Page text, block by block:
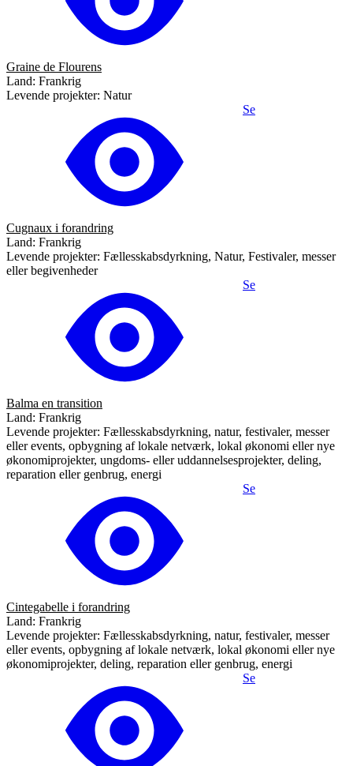
Graine de Flourens
Land: Frankrig
Levende projekter: Natur
Se
Cugnaux i forandring
Land: Frankrig
Levende projekter: Fællesskabsdyrkning, Natur, Festivaler, messer
eller begivenheder
Se
Balma en transition
Land: Frankrig
Levende projekter: Fællesskabsdyrkning, natur, festivaler, messer
eller events, opbygning af lokale netværk, lokal økonomi eller nye
økonomiprojekter, ungdoms- eller uddannelsesprojekter, deling,
reparation eller genbrug, energi
Se
Cintegabelle i forandring
Land: Frankrig
Levende projekter: Fællesskabsdyrkning, natur, festivaler, messer
eller events, opbygning af lokale netværk, lokal økonomi eller nye
økonomiprojekter, deling, reparation eller genbrug, energi
Se